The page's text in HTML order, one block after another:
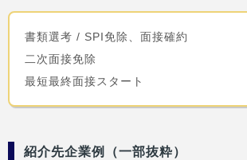
書類選考 / SPI免除、面接確約
二次面接免除
最短最終面接スタート
紹介先企業例（一部抜粋）